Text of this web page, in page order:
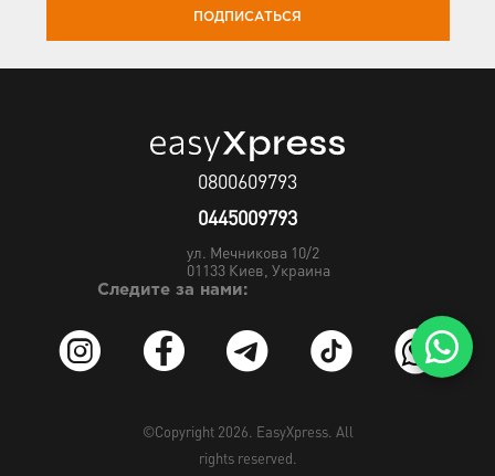
ПОДПИСАТЬСЯ
0800609793
0445009793
ул. Мечникова 10/2
01133 Киев, Украина
Следите за нами:
©Copyright 2026. EasyXpress. All
rights reserved.